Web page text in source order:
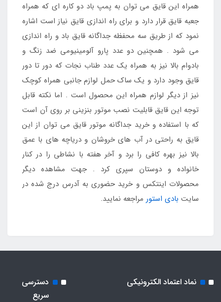
همراه این قایق می توان به پمپ باد دو کاره ای که همراه
جعبه قایق قرار دارد و برای راه اندازی قایق نیاز است اشاره
نمود که از طریق سه محفظه جداگانه قایق باد و راه اندازی
می شود . همچنین دو عدد پارو آلومینیومی ضد زنگ و
بادوام بالا نیز به همراه یک عدد طناب نجات که دور تا دور
قایق وجود دارد و یک ساک حمل لوازم جانبی همراه کوچک
نیز از دیگر لوازم همراه این محصول است . اما نکته قابل
توجه این قایق قابلیت نصب موتور بنزینی بر روی آن است
که با استفاده و خرید جداگانه موتور قایق می توان از این
قایق به راحتی در آب های خروشان و دریاچه های با عمق
بالا نیز بهره کافی را برد و آخر هفته با نشاطی را در کنار
خانواده و دوستان سپری کرد . جهت مشاهده دیگر
محصولات اینتکس و خرید حضوری به آدرس درج شده در
سایت بادی استور مراجعه نمایید.
نماد اعتماد الکترونیکی
دسترسی
سریع